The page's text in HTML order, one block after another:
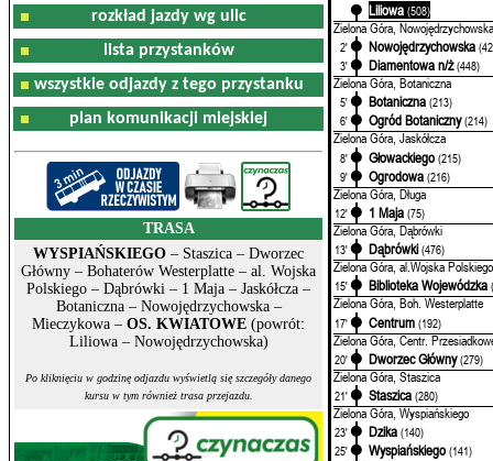
rozkład jazdy wg ulic
lista przystanków
wszystkie odjazdy z tego przystanku
plan komunikacji miejskiej
TRASA
WYSPIAŃSKIEGO – Staszica – Dworzec
Główny – Bohaterów Westerplatte – al. Wojska
Polskiego – Dąbrówki – 1 Maja – Jaskółcza –
Botaniczna – Nowojędrzychowska –
Mieczykowa – OS. KWIATOWE (powrót:
Liliowa – Nowojędrzychowska)
Po kliknięciu w godzinę odjazdu wyświetlą się szczegóły danego
kursu w tym również trasa przejazdu.
Liliowa (508)
Zielona Góra, Nowojędrzychowska
2' Nowojędrzychowska
3'
Diamentowa n/ż (448)
Zielona Góra, Botaniczna
5' Botaniczna (213)
6'
Ogród Botaniczny (214)
Zielona Góra, Jaskółcza
8' Głowackiego (215)
9'
Ogrodowa (216)
Zielona Góra, Długa
12' 1 Maja (75)
Zielona Góra, Dąbrówki
13' Dąbrówki (476)
Zielona Góra, al.Wojska Polskiego
15' Biblioteka Wojewódzka
Zielona Góra, Boh. Westerplatte
17' Centrum (192)
Zielona Góra, Centr.
20' Dworzec Główny (279)
Zielona Góra, Staszica
21' Staszica (280)
Zielona Góra, Wyspiańskiego
23' Dzika (140)
25'
Wyspiańskiego (141)